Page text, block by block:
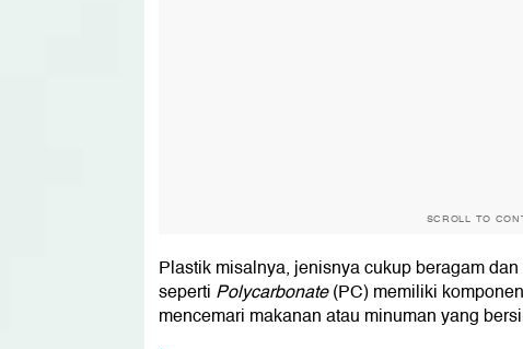
SCROLL TO
Plastik misalnya, jenisnya cukup beragam
seperti Polycarbonate(PC) memiliki komponen
mencemari makanan atau minuman yang